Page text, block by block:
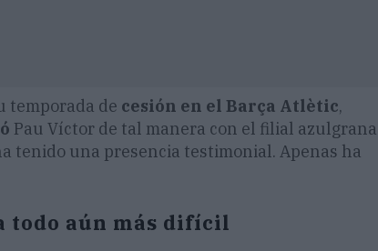
temporada de cesión en el Barça Atlètic,
Pau Víctor de tal manera con el filial azulgrana
tenido una presencia testimonial. Apenas ha
todo aún más difícil